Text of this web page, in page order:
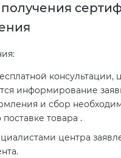
консультации,
информирование
и сбор
товара .
центра